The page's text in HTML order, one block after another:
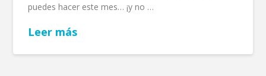
puedes hacer este mes… ¡y no …
Leer más